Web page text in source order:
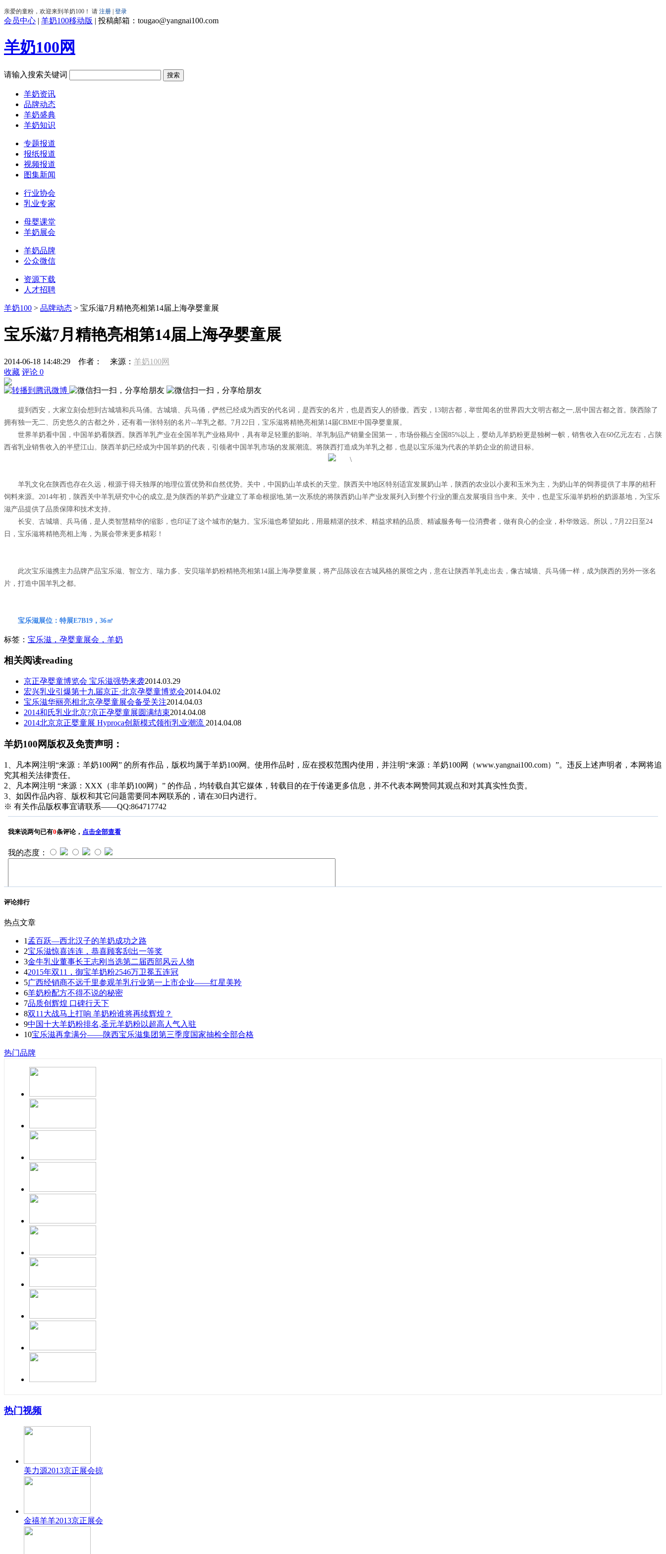
会员中心 | 羊奶100移动版 | 投稿邮箱：tougao@yangnai100.com
羊奶100网
请输入搜索关键词
羊奶资讯
品牌动态
羊奶盛典
羊奶知识
专题报道
报纸报道
视频报道
图集新闻
行业协会
乳业专家
母婴课堂
羊奶展会
羊奶品牌
公众微信
资源下载
人才招聘
羊奶100 > 品牌动态 > 宝乐滋7月精艳亮相第14届上海孕婴童展
宝乐滋7月精艳亮相第14届上海孕婴童展
2014-06-18 14:48:29 作者： 来源： 羊奶100网
收藏 评论 0
提到西安，大家立刻会想到古城墙和兵马俑。古城墙、兵马俑，俨然已经成为西安的代名词，是西安的名片，也是西安人的骄傲。西安，13朝古都，举世闻名的世界四大文明古都之一,居中国古都之首。陕西除了
拥有独一无二、历史悠久的古都之外，还有着一张特别的名片--羊乳之都。7月22日，宝乐滋将精艳亮相第14届CBME中国孕婴童展。
世界羊奶看中国，中国羊奶看陕西。陕西羊乳产业在全国羊乳产业格局中，具有举足轻重的影响。羊乳制品产销量全国第一，市场份额占全国85%以上，婴幼儿羊奶粉更是独树一帜，销售收入在60亿元左右，占陕
西省乳业销售收入的半壁江山。陕西羊奶已经成为中国羊奶的代表，引领者中国羊乳市场的发展潮流。将陕西打造成为羊乳之都，也是以宝乐滋为代表的羊奶企业的前进目标。
羊乳文化在陕西也存在久远，根源于得天独厚的地理位置优势和自然优势。关中，中国奶山羊成长的天堂。陕西关中地区特别适宜发展奶山羊，陕西的农业以小麦和玉米为主，为奶山羊的饲养提供了丰厚的秸秆
饲料来源。2014年初，陕西关中羊乳研究中心的成立,是为陕西的羊奶产业建立了革命根据地,第一次系统的将陕西奶山羊产业发展列入到整个行业的重点发展项目当中来。关中，也是宝乐滋羊奶粉的奶源基地，为宝乐
滋产品提供了品质保障和技术支持。
长安、古城墙、兵马俑，是人类智慧精华的缩影，也印证了这个城市的魅力。宝乐滋也希望如此，用最精湛的技术、精益求精的品质、精诚服务每一位消费者，做有良心的企业，朴华致远。所以，7月22日至24
日，宝乐滋将精艳亮相上海，为展会带来更多精彩！
此次宝乐滋携主力品牌产品宝乐滋、智立方、瑞力多、安贝瑞羊奶粉精艳亮相第14届上海孕婴童展，将产品陈设在古城风格的展馆之内，意在让陕西羊乳走出去，像古城墙、兵马俑一样，成为陕西的另外一张名
片，打造中国羊乳之都。
宝乐滋展位：特展E7B19，36㎡
标签： 宝乐滋，孕婴童展会，羊奶
相关阅读reading
京正孕婴童博览会 宝乐滋强势来袭2014.03.29
宏兴乳业引爆第十九届京正·北京孕婴童博览会2014.04.02
宝乐滋华丽亮相北京孕婴童展会备受关注2014.04.03
2014和氏乳业北京?京正孕婴童展圆满结束2014.04.08
2014北京京正婴童展 Hyproca创新模式领衔乳业潮流 2014.04.08
羊奶100网版权及免责声明：
1、凡本网注明“来源：羊奶100网” 的所有作品，版权均属于羊奶100网。使用作品时，应在授权范围内使用，并注明“来源：羊奶100网（www.yangnai100.com）”。违反上述声明者，本网将追
究其相关法律责任。
2、凡本网注明 “来源：XXX（非羊奶100网）” 的作品，均转载自其它媒体，转载目的在于传递更多信息，并不代表本网赞同其观点和对其真实性负责。
3、如因作品内容、版权和其它问题需要同本网联系的，请在30日内进行。
※ 有关作品版权事宜请联系——QQ:864717742
评论排行
热点文章
1 孟百跃—西北汉子的羊奶成功之路
2宝乐滋惊喜连连，恭喜顾客刮出一等奖
3金牛乳业董事长王志刚当选第二届西部风云人物
42015年双11，御宝羊奶粉2546万卫冕五连冠
5广西经销商不远千里参观羊乳行业第一上市企业——红星美羚
6羊奶粉配方不得不说的秘密
7品质创辉煌 口碑行天下
8双11大战马上打响 羊奶粉谁将再续辉煌？
9中国十大羊奶粉排名,圣元羊奶粉以超高人气入驻
10宝乐滋再拿满分——陕西宝乐滋集团第三季度国家抽检全部合格
热门品牌
热门视频
美力源2013京正展会掠
金禧羊羊2013京正展会